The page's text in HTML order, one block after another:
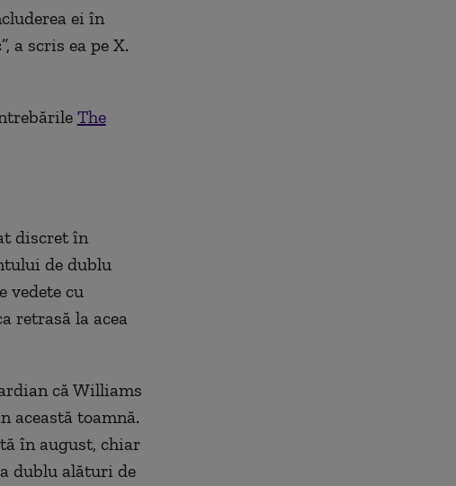
ei în
a scris ea pe X.
The
discret în
de dublu
vedete cu
retrasă la acea
că Williams
această toamnă.
în august, chiar
dublu alături de